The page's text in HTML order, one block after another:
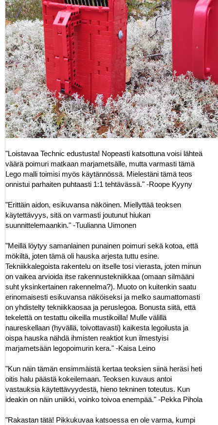
"Loistavaa Technic edustusta! Nopeasti katsottuna voisi lähteä
väärä poimuri matkaan marjametsälle, mutta varmasti tämä
Lego malli toimisi myös käytännössä. Mielestäni tämä teos
onnistui parhaiten puhtaasti 1:1 tehtävässä." -Roope Kyyny
"Erittäin aidon, esikuvansa näköinen. Miellyttää teoksen
käytettävyys, sitä on varmasti joutunut hiukan
suunnittelemaankin." -Tuulianna Uimonen
"Meillä löytyy samanlainen punainen poimuri sekä kotoa, että
mökiltä, joten tämä oli hauska arjesta tuttu esine.
Tekniikkalegoista rakentelu on itselle tosi vierasta, joten minun
on vaikea arvioida itse rakennustekniikkaa (omaan silmääni
suht yksinkertainen rakennelma?). Muoto on kuitenkin saatu
erinomaisesti esikuvansa näköiseksi ja melko saumattomasti
on yhdistelty tekniikkaosaa ja peruslegoa. Bonusta siitä, että
tekelettä on testattu oikeilla mustikoilla! Mulle välillä
naureskellaan (hyvällä, toivottavasti) kaikesta legoilusta ja
oispa hauska nähdä ihmisten reaktiot kun ilmestyisi
marjametsään legopoimurin kera." -Kaisa Leino
"Kun näin tämän ensimmäistä kertaa teoksien siinä heräsi heti
oitis halu päästä kokeilemaan. Teoksen kuvaus antoi
vastauksia käytettävyydestä, hieno tekninen toteutus. Kun
ideakin on näin uniikki, voinko toivoa enempää." -Pekka Pihola
"Rakastan tätä! Pikkukuvaa katsoessa en ole varma, kumpi